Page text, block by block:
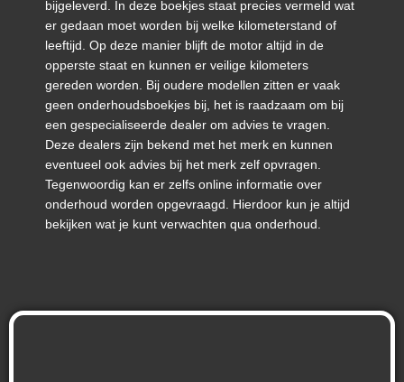
bijgeleverd. In deze boekjes staat precies vermeld wat
er gedaan moet worden bij welke kilometerstand of
leeftijd. Op deze manier blijft de motor altijd in de
opperste staat en kunnen er veilige kilometers
gereden worden. Bij oudere modellen zitten er vaak
geen onderhoudsboekjes bij, het is raadzaam om bij
een gespecialiseerde dealer om advies te vragen.
Deze dealers zijn bekend met het merk en kunnen
eventueel ook advies bij het merk zelf opvragen.
Tegenwoordig kan er zelfs online informatie over
onderhoud worden opgevraagd. Hierdoor kun je altijd
bekijken wat je kunt verwachten qua onderhoud.